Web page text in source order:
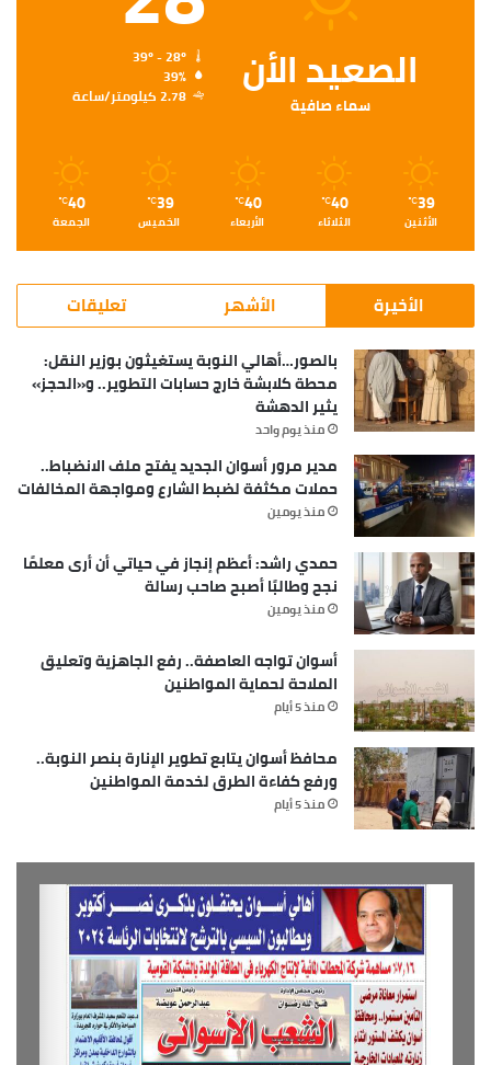
الصعيد الأن
سماء صافية
39%
2.78 كيلومتر/ساعة
39
℃
الأثنين
40
℃
الثلاثاء
40
℃
الأربعاء
39
℃
الخميس
40
℃
الجمعة
الأخيرة الأشهر تعليقات
بالصور…أهالي النوبة يستغيثون بوزير النقل:
محطة كلابشة خارج حسابات التطوير.. و«الحجز»
يثير الدهشة
منذ يوم واحد
مدير مرور أسوان الجديد يفتح ملف الانضباط..
حملات مكثفة لضبط الشارع ومواجهة المخالفات
منذ يومين
حمدي راشد: أعظم إنجاز في حياتي أن أرى معلمًا
نجح وطالبًا أصبح صاحب رسالة
منذ يومين
أسوان تواجه العاصفة.. رفع الجاهزية وتعليق
الملاحة لحماية المواطنين
منذ 5 أيام
محافظ أسوان يتابع تطوير الإنارة بنصر النوبة..
ورفع كفاءة الطرق لخدمة المواطنين
منذ 5 أيام